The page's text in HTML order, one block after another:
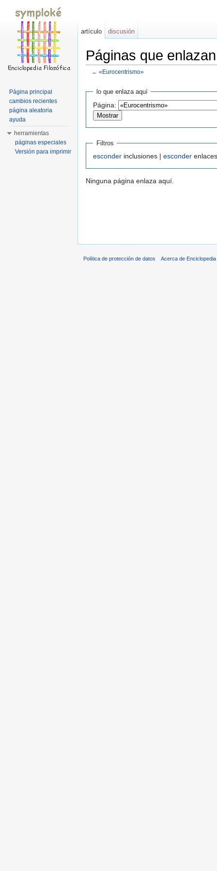
Páginas que
← «Eurocentrismo»
lo que enlaza aquí
Página:
Filtros
esconder inclusiones | esconder
Ninguna página enlaza aquí.
artículo discusión
Página principal
cambios recientes
página aleatoria
ayuda
herramientas
páginas especiales
Versión para imprimir
Política de protección de datos Acerca de